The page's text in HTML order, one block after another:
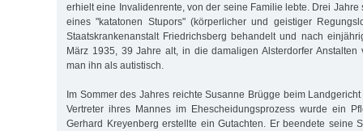
erhielt eine Invalidenrente, von der seine Familie lebte. Drei Jahre
eines "katatonen Stupors" (körperlicher und geistiger
Staatskrankenanstalt Friedrichsberg behandelt und nach
März 1935, 39 Jahre alt, in die damaligen Alsterdorfer Anstalten
man ihn als autistisch.
Im Sommer des Jahres reichte Susanne Brügge beim
Vertreter ihres Mannes im Ehescheidungsprozess wurde ein
Gerhard Kreyenberg erstellte ein Gutachten. Er beendete seine